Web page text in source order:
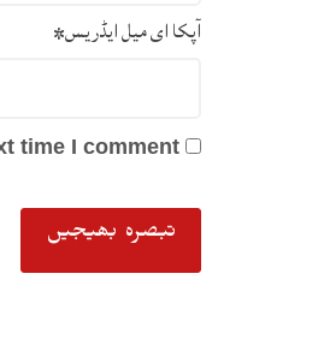
آپکا ای میل ایڈریس*
time I comment.